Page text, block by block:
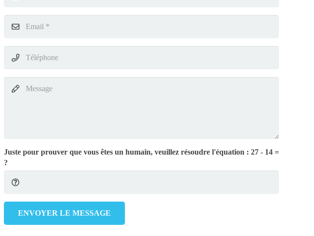
Juste pour prouver que vous êtes un humain, veuillez résoudre l'équation : 27 - 14 =
?
ENVOYER LE MESSAGE